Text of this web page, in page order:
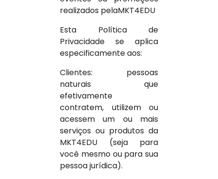
realizados pelaMKT4EDU
Esta Política de
Privacidade se aplica
especificamente aos:
Clientes: pessoas
naturais que
efetivamente
contratem, utilizem ou
acessem um ou mais
serviços ou produtos da
MKT4EDU (seja para
você mesmo ou para sua
pessoa jurídica).